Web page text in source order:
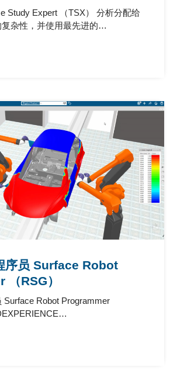
Study Expert （TSX） 分析分配给
复杂性，并使用最先进的…
序员 Surface Robot
RSG）
Surface Robot Programmer